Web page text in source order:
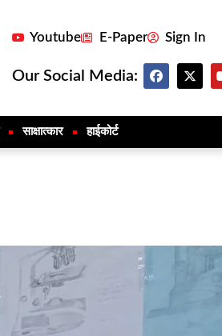
Youtube E-Paper Sign In
Our Social Media:
साक्षात्कार हाईकोर्ट